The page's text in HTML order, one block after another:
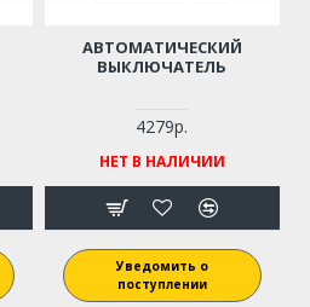
АВТОМАТИЧЕСКИЙ
ВЫКЛЮЧАТЕЛЬ
4279р.
НЕТ В НАЛИЧИИ
Уведомить о
поступлении